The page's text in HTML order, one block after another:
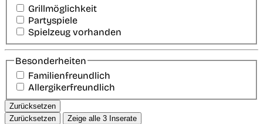
Grillmöglichkeit
Partyspiele
Spielzeug vorhanden
Besonderheiten
Familienfreundlich
Allergikerfreundlich
Zurücksetzen
Zurücksetzen
Zeige alle 3 Inserate